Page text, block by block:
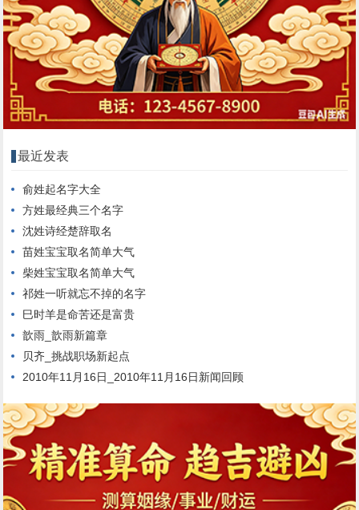
最近发表
俞姓起名字大全
方姓最经典三个名字
沈姓诗经楚辞取名
苗姓宝宝取名简单大气
柴姓宝宝取名简单大气
祁姓一听就忘不掉的名字
巳时羊是命苦还是富贵
歆雨_歆雨新篇章
贝齐_挑战职场新起点
2010年11月16日_2010年11月16日新闻回顾